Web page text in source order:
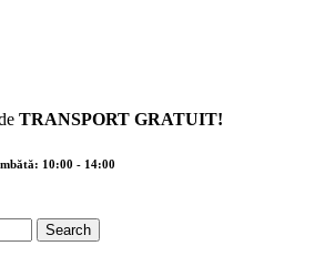
TRANSPORT GRATUIT!
10:00 - 14:00
Search